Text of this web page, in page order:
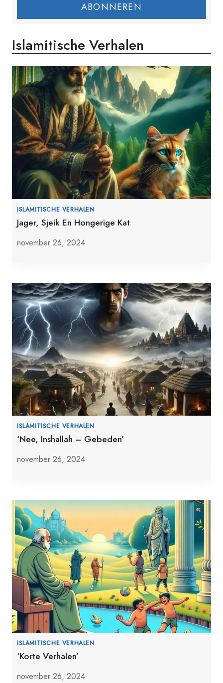
ABONNEREN
Islamitische Verhalen
ISLAMITISCHE VERHALEN
Jager, Sjeik En Hongerige Kat
november 26, 2024
ISLAMITISCHE VERHALEN
‘Nee, Inshallah – Gebeden’
november 26, 2024
ISLAMITISCHE VERHALEN
‘Korte Verhalen’
november 26, 2024